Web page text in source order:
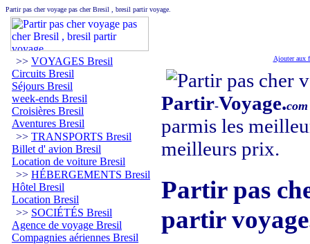
Partir pas cher voyage pas cher Bresil , bresil partir voyage.
>> VOYAGES Bresil
Circuits Bresil
Séjours Bresil
week-ends Bresil
Croisières Bresil
Aventures Bresil
>> TRANSPORTS Bresil
Billet d' avion Bresil
Location de voiture Bresil
>> HÉBERGEMENTS Bresil
Hôtel Bresil
Location Bresil
>> SOCIÉTÉS Bresil
Agence de voyage Bresil
Compagnies aériennes Bresil
Ajouter aux
Partir-Voyage.com
parmis les
meilleurs prix.
Partir pas
partir